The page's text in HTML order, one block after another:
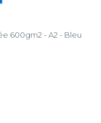
600gm2 - A2 - Bleu